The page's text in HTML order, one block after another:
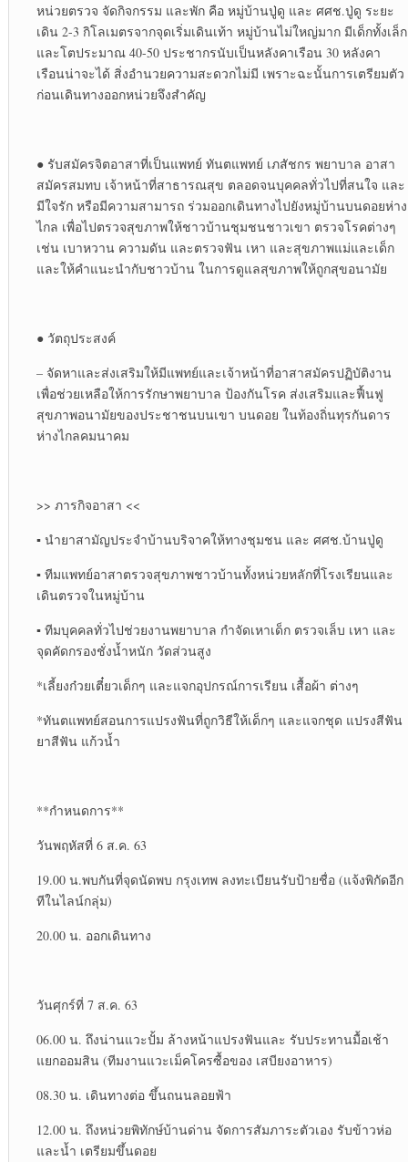
หน่วยตรวจ จัดกิจกรรม และพัก คือ หมู่บ้านปู่ดู และ ศศช.ปู่ดู ระยะ
เดิน 2-3 กิโลเมตรจากจุดเริ่มเดินเท้า หมู่บ้านไม่ใหญ่มาก มีเด็กทั้งเล็ก
และโตประมาณ 40-50 ประชากรนับเป็นหลังคาเรือน 30 หลังคา
เรือนน่าจะได้ สิ่งอำนวยความสะดวก​ไม่มี เพราะฉะนั้นการเตรียมตัว
ก่อนเดินทางออกหน่วยจึงสำคัญ
● รับสมัครจิตอาสาที่เป็นแพทย์ ทันตแพทย์ เภสัชกร พยาบาล อาสา
สมัครสมทบ เจ้าหน้าที่สาธารณสุข ตลอดจนบุคคลทั่วไปที่สนใจ และ
มีใจรัก หรือมีความสามารถ ร่วมออกเดินทางไปยังหมู่บ้านบนดอยห่าง
ไกล เพื่อไปตรวจสุขภาพให้ชาวบ้านชุมชนชาวเขา ตรวจโรคต่างๆ
เช่น เบาหวาน ความดัน และตรวจฟัน เหา และสุขภาพแม่และเด็ก
และให้คำแนะนำกับชาวบ้าน ในการดูแลสุขภาพให้ถูกสุขอนามัย
● วัตถุประสงค์
– จัดหาและส่งเสริมให้มีแพทย์และเจ้าหน้าที่อาสาสมัครปฏิบัติงาน
เพื่อช่วยเหลือให้การรักษาพยาบาล ป้องกันโรค ส่งเสริมและฟื้นฟู
สุขภาพอนามัยของประชาชนบนเขา บนดอย ในท้องถิ่นทุรกันดาร
ห่างไกลคมนาคม
>> ภารกิจอาสา <<
▪ นำยาสามัญ​ประจำบ้าน​บริจาคให้ทางชุมชน และ ศ​ศช.บ้านปู่ดู
▪ ทีมแพทย์​อาสาตรวจสุขภาพชาวบ้าน​ทั้งหน่วยหลักที่โรงเรียน​และ
เดินตรวจในหมู่บ้าน​
▪ ทีมบุคคลทั่วไปช่วยงานพยาบาล กำจัดเหาเด็ก ตรวจเล็บ เหา และ
จุดคัดกรอง​ชั่งน้ำหนัก​ วัดส่วนสูง​
*เลี้ยงก๋วยเตี๋ยว​เด็กๆ และแจกอุปกรณ์​การเรียน เสื้อผ้า ต่างๆ
*ทันตแพทย์​สอนการแปรงฟันที่ถูกวิธี​ให้เด็กๆ และแจกชุด แปรงสีฟัน​
ยาสีฟัน​ แก้วน้ำ
**กำหนดการ​**
วันพฤหัส​ที่ 6 ส.ค. 63
19.00 น.พบกันที่จุดนัดพบ​ กรุงเทพ ลงทะเบียนรับป้ายชื่อ (แจ้งพิกัดอีก
ทีในไลน์กลุ่ม)​
20.00 น. ออกเดินทาง
วันศุก​ร์ที่ 7 ส.ค. 63
06.00 น. ถึงน่านแวะปั้ม ล้างหน้า​แปรงฟัน​และ รับประทาน​มื้อเช้า
แยกออมสิน (ทีมงานแวะเม็ค​โคร​ซื้อของ เสบียงอาหาร)​
08.30 น. เดินทางต่อ ขึ้นถนนลอยฟ้า
12.00 น. ถึงหน่วยพิทักษ์​บ้านด่าน จัดการสัมภาระตัวเอง รับข้าวห่อ
และน้ำ เตรียมขึ้นดอย